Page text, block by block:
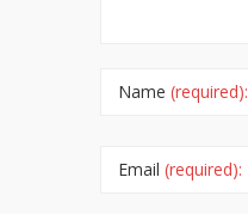
Name (required):
Email (required):